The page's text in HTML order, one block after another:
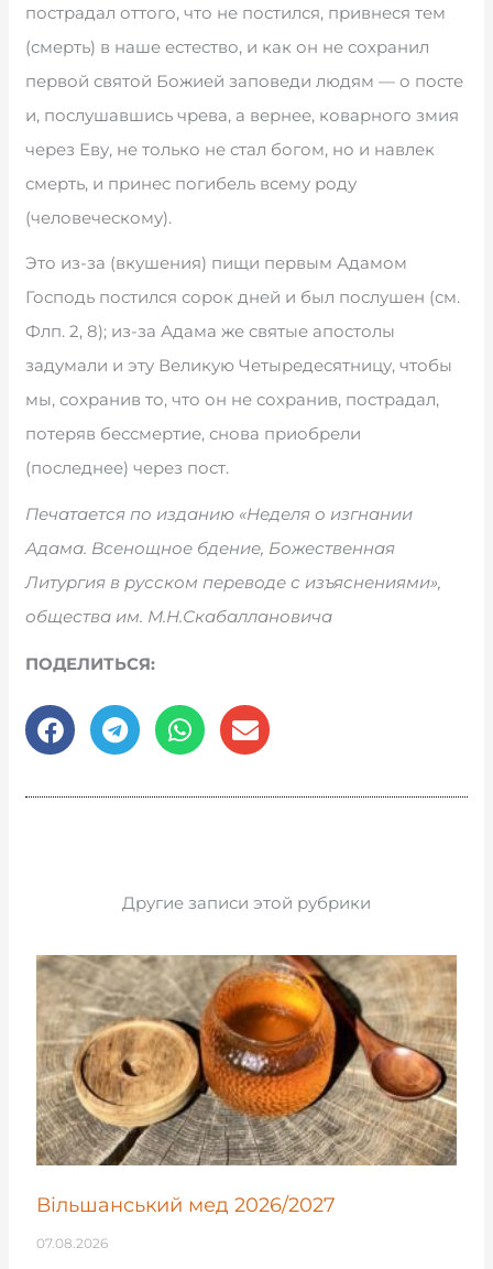
пострадал оттого, что не постился, привнеся тем
(смерть) в наше естество, и как он не сохранил
первой святой Божией заповеди людям — о посте
и, послушавшись чрева, а вернее, коварного змия
через Еву, не только не стал богом, но и навлек
смерть, и принес погибель всему роду
(человеческому).
Это из-за (вкушения) пищи первым Адамом
Господь постился сорок дней и был послушен (см.
Флп. 2, 8); из-за Адама же святые апостолы
задумали и эту Великую Четыредесятницу, чтобы
мы, сохранив то, что он не сохранив, пострадал,
потеряв бессмертие, снова приобрели
(последнее) через пост.
Печатается по изданию «Неделя о изгнании
Адама. Всенощное бдение, Божественная
Литургия в русском переводе с изъяснениями»,
общества им. М.Н.Скабаллановича
ПОДЕЛИТЬСЯ:
Другие записи этой рубрики
Вільшанський мед 2026/2027
07.08.2026